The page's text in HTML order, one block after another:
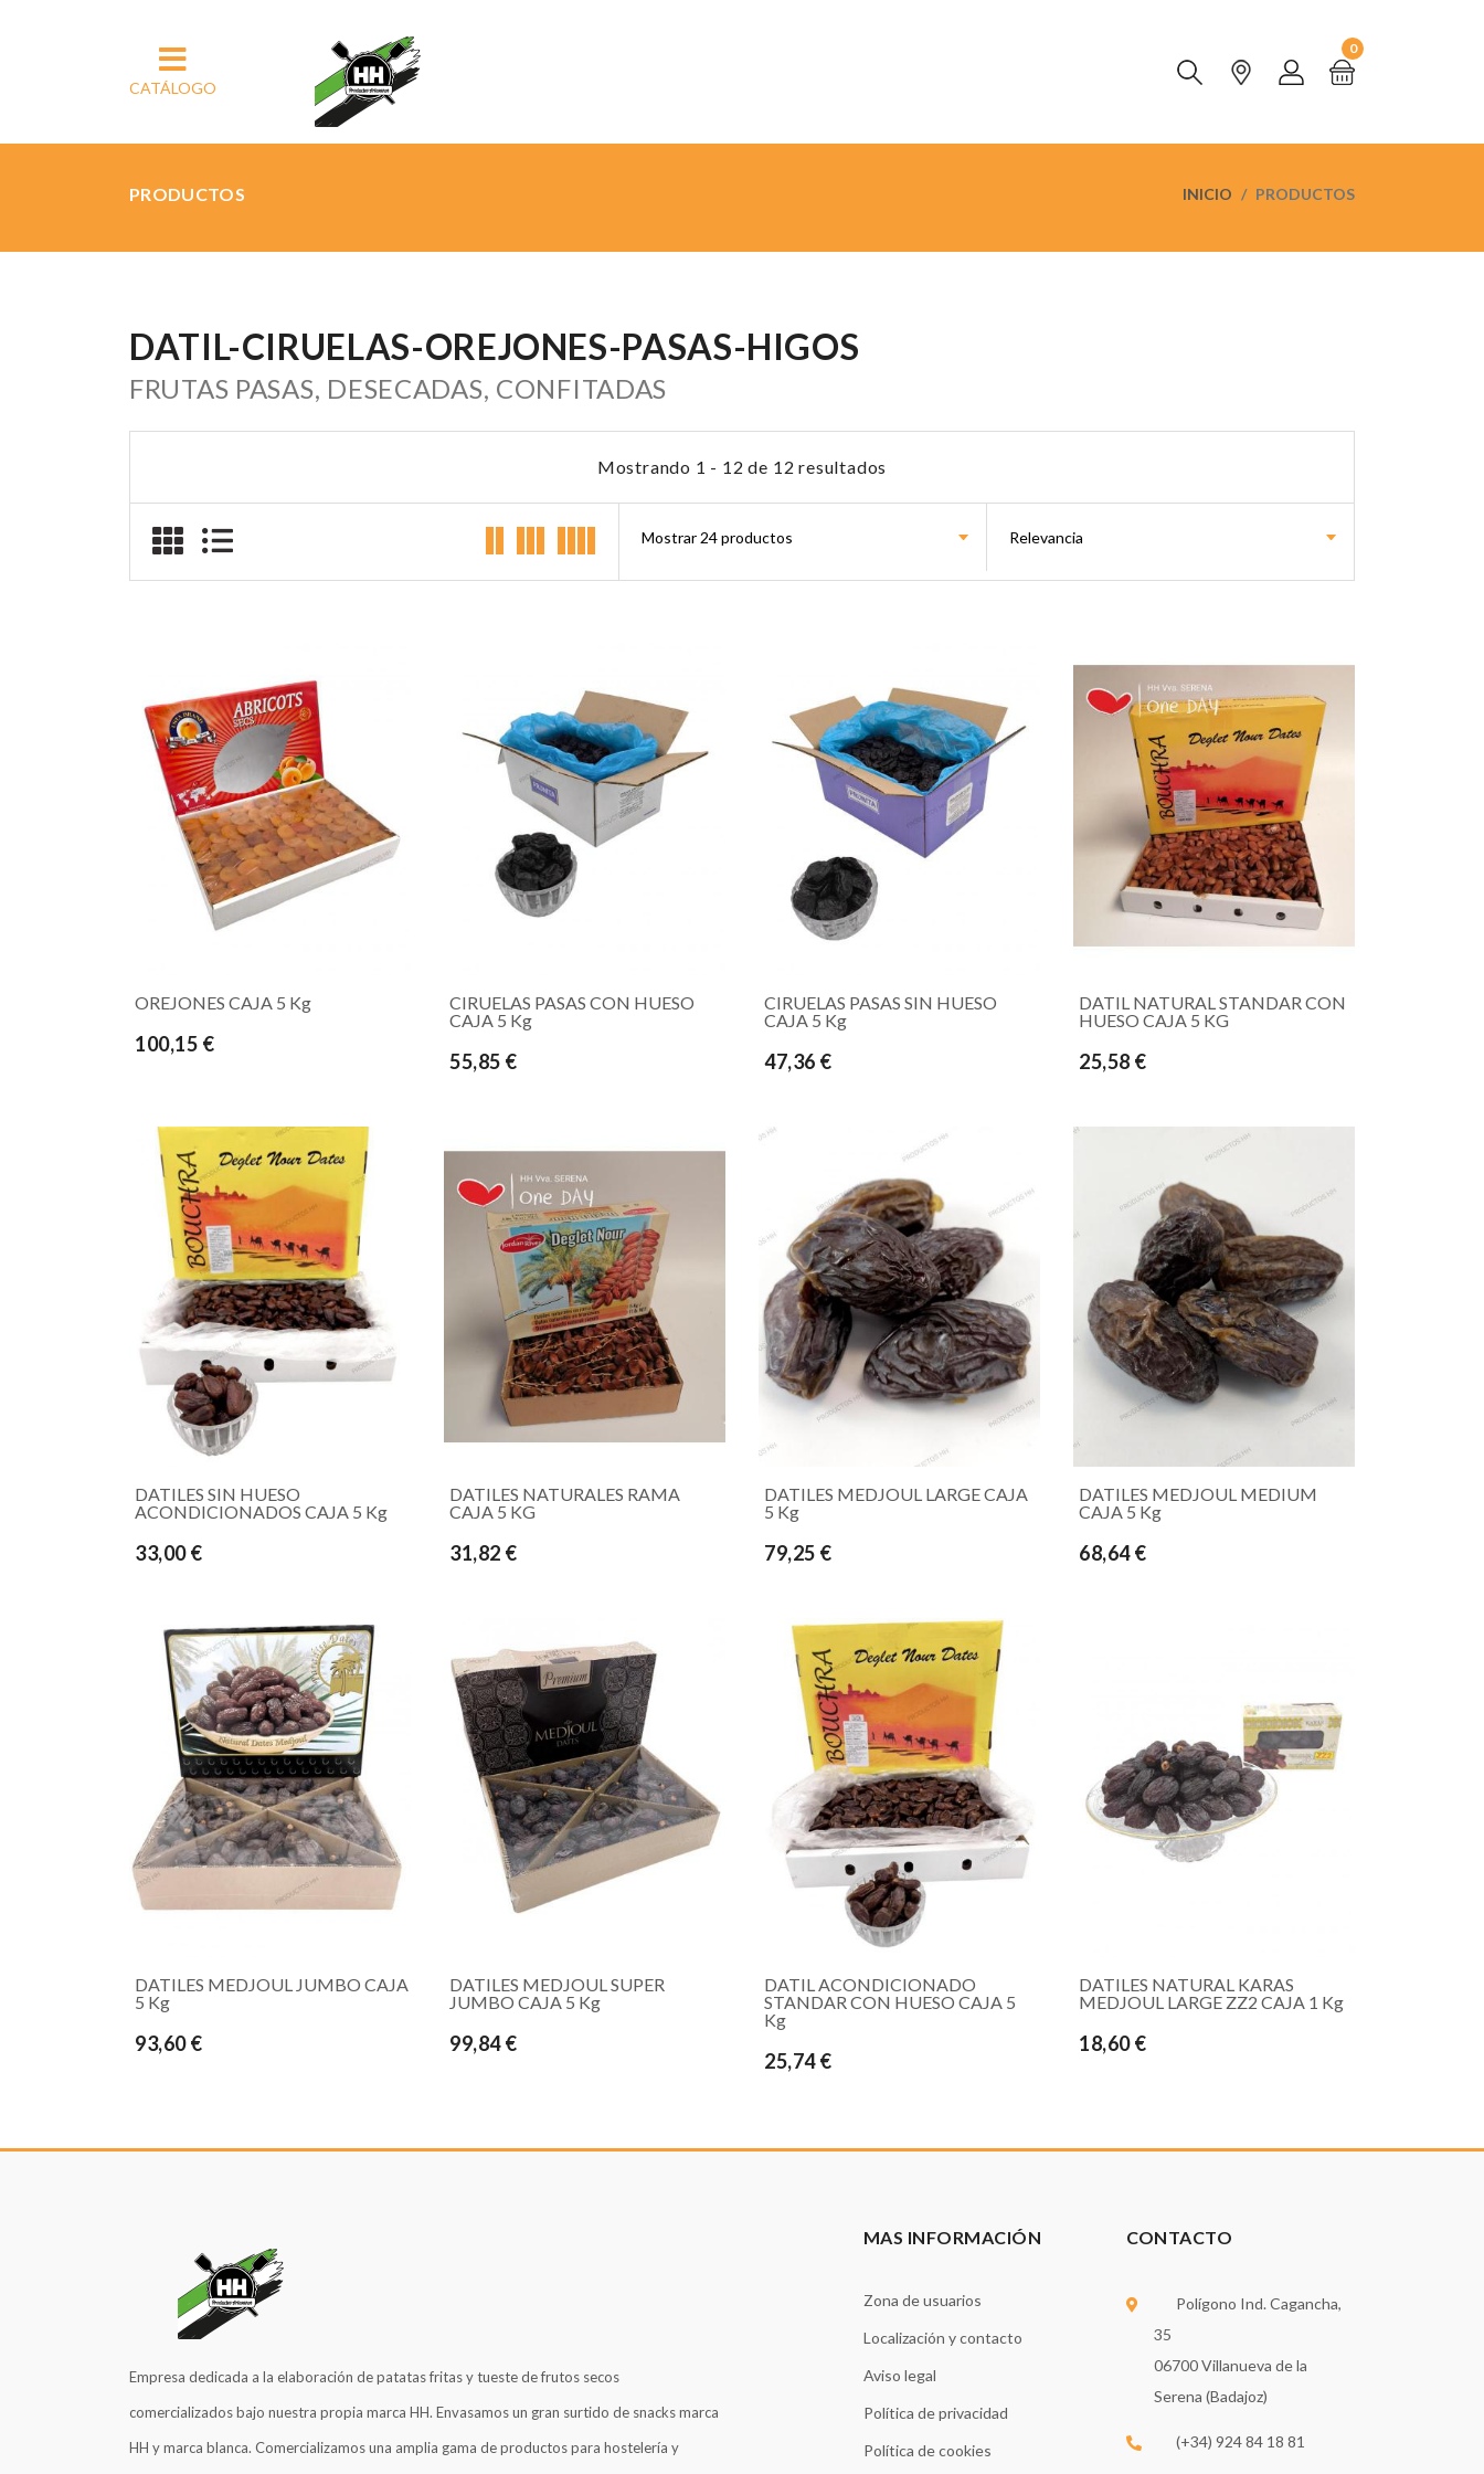
CATÁLOGO
0
PRODUCTOS INICIO PRODUCTOS
DATIL-CIRUELAS-OREJONES-PASAS-HIGOS
FRUTAS PASAS, DESECADAS, CONFITADAS
Mostrando 1 - 12 de 12 resultados
OREJONES CAJA 5 Kg
100,15 €
CIRUELAS PASAS CON HUESO
CAJA 5 Kg
55,85 €
CIRUELAS PASAS SIN HUESO
CAJA 5 Kg
47,36 €
DATIL NATURAL STANDAR CON
HUESO CAJA 5 KG
25,58 €
DATILES SIN HUESO
ACONDICIONADOS CAJA 5 Kg
33,00 €
DATILES NATURALES RAMA
CAJA 5 KG
31,82 €
DATILES MEDJOUL LARGE CAJA
5 Kg
79,25 €
DATILES MEDJOUL MEDIUM
CAJA 5 Kg
68,64 €
DATILES MEDJOUL JUMBO CAJA
5 Kg
93,60 €
DATILES MEDJOUL SUPER
JUMBO CAJA 5 Kg
99,84 €
DATIL ACONDICIONADO
STANDAR CON HUESO CAJA 5
Kg
25,74 €
DATILES NATURAL KARAS
MEDJOUL LARGE ZZ2 CAJA 1 Kg
18,60 €
Empresa dedicada a la elaboración de patatas fritas y tueste de frutos secos
comercializados bajo nuestra propia marca HH. Envasamos un gran surtido de snacks marca
HH y marca blanca. Comercializamos una amplia gama de productos para hostelería y
MAS INFORMACIÓN
Zona de usuarios
Localización y contacto
Aviso legal
Política de privacidad
Política de cookies
CONTACTO
Polígono Ind. Cagancha,
35
06700 Villanueva de la
Serena (Badajoz)
(+34) 924 84 18 81